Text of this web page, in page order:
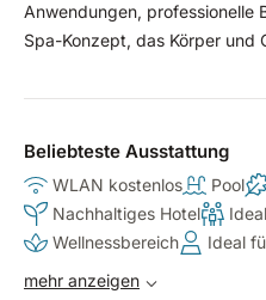
Anwendungen, professionelle
Spa-Konzept, das Körper und
Beliebteste Ausstattung
WLAN kostenlos Pool
Nachhaltiges Hotel
Wellnessbereich
Ideal
mehr anzeigen